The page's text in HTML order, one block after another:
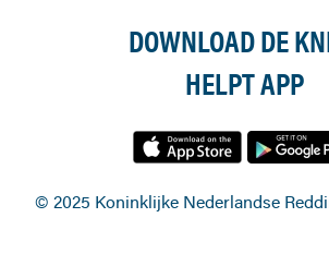
DOWNLOAD DE
HELPT APP
© 2025 Koninklijke Nederlandse